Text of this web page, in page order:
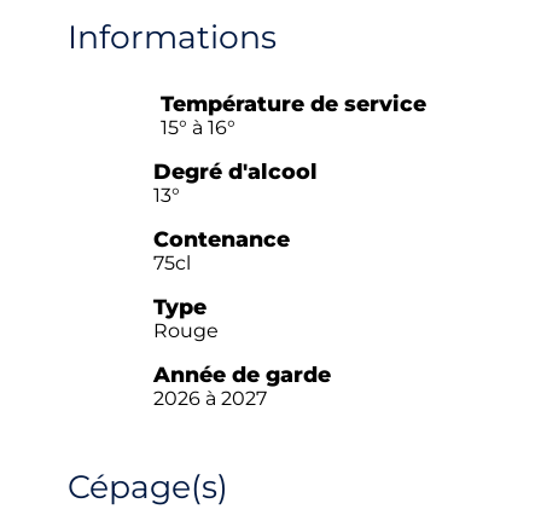
Informations
Température de service
15° à 16°
Degré d'alcool
13°
Contenance
75cl
Type
Rouge
Année de garde
2026 à 2027
Cépage(s)